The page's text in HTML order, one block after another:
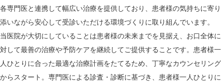
各専門医と連携して幅広い治療を提供しており、患者様の気持ちに寄り
添いながら安心して受診いただける環境づくりに取り組んでいます。
当医院が大切にしていることは患者様の未来までを見据え、お口全体に
対して最善の治療や予防ケアを継続してご提供することです。患者様一
人ひとりに合った最適な治療計画をたてるため、丁寧なカウンセリング
からスタート。専門医による診査・診断に基づき、患者様一人ひとりに